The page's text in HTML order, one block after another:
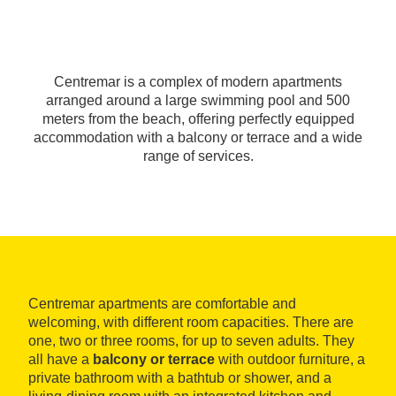
Centremar is a complex of modern apartments
arranged around a large swimming pool and 500
meters from the beach, offering perfectly equipped
accommodation with a balcony or terrace and a wide
range of services.
Centremar apartments are comfortable and
welcoming, with different room capacities. There are
one, two or three rooms, for up to seven adults. They
all have a balcony or terrace with outdoor furniture, a
private bathroom with a bathtub or shower, and a